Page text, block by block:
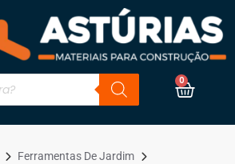
0
Ferramentas De Jardim